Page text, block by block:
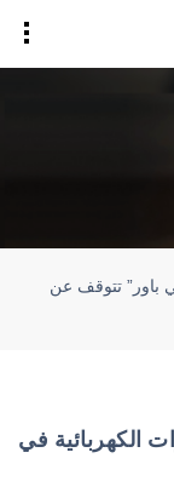
باور” تتوقف عن
الكهربائية في